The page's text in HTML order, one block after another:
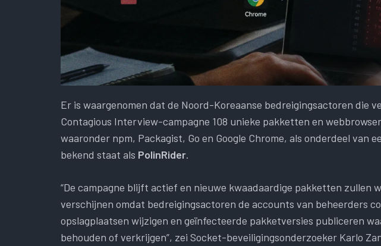
Er is waargenomen dat de Noord-Koreaanse bedreigingsactoren die
Contagious Interview-campagne 108 unieke pakketten en
waaronder npm, Packagist, Go en Google Chrome, als onderdeel van
bekend staat als PolinRider.
“De campagne blijft actief en nieuwe kwaadaardige pakketten zullen
verschijnen omdat bedreigingsactoren de accounts van beheerders
opslagplaatsen wijzigen en geïnfecteerde pakketversies publiceren
behouden of verkrijgen”, zei Socket-beveiligingsonderzoeker Karlo